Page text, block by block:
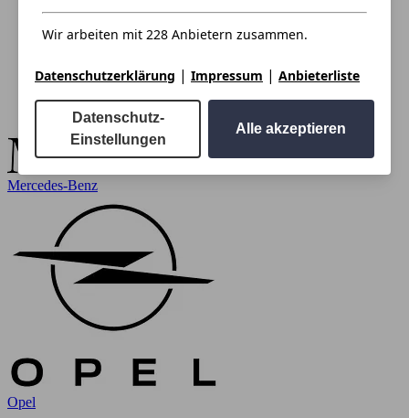
Mercedes-Benz
Opel
Wir arbeiten mit 228 Anbietern zusammen.
Datenschutzerklärung | Impressum | Anbieterliste
Datenschutz-
Einstellungen
Alle akzeptieren